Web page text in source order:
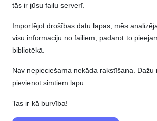
tās ir jūsu failu serverī.
Importējot drošības datu lapas, mēs
visu informāciju no failiem, padarot to
bibliotēkā.
Nav nepieciešama nekāda rakstīšana. Dažu
pievienot simtiem lapu.
Tas ir kā burvība!